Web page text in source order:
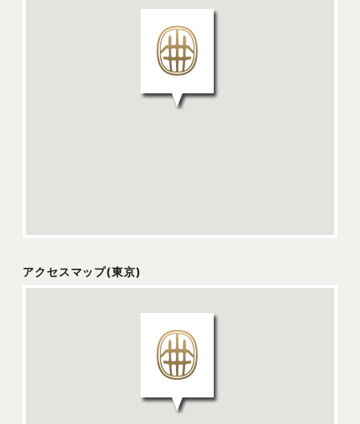
アクセスマップ(東京)